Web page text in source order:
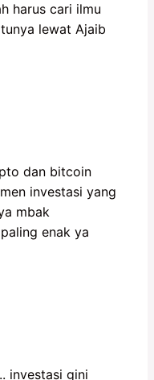
harus cari ilmu
lewat Ajaib
dan bitcoin
investasi yang
mbak
enak ya
investasi gini